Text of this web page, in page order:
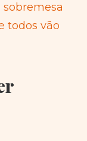
todos vão